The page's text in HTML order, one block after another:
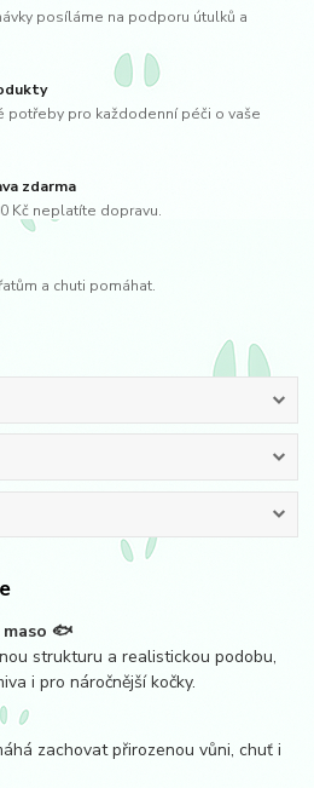
posíláme na podporu útulků a
potřeby pro každodenní péči o vaše
zdarma
Kč neplatíte dopravu.
a chuti pomáhat.
🐟
strukturu a realistickou podobu,
i pro náročnější kočky.
zachovat přirozenou vůni, chuť i